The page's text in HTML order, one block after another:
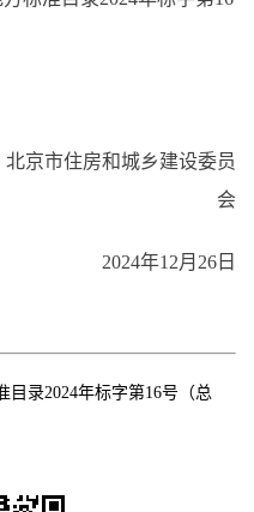
市住房和城乡建设委员
会
2024年12月26日
目录2024年标字第16号（总